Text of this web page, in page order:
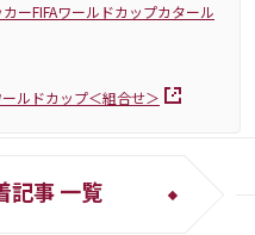
ーFIFAワールドカップカタール
ルドカップ＜組合せ＞
記事 一覧